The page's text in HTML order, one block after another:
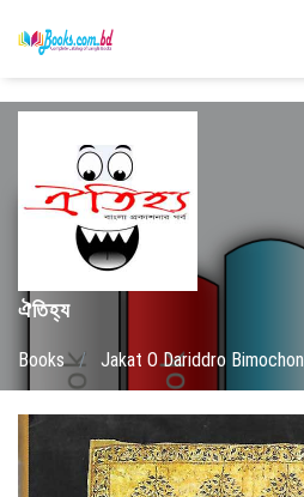
ঐতিহ্য
Books / Jakat O Dariddro Bimochon